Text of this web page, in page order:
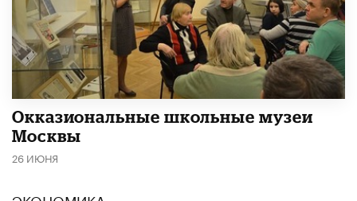
​Окказиональные школьные музеи
Москвы
26 ИЮНЯ